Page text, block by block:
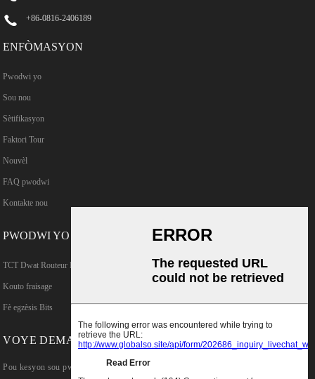
+86-0816-2406189
ENFÒMASYON
Pwodwi yo
Sou nou
Sètifikasyon
Faktori Tour
Nouvèl
FAQ pwodwi
Kontakte nou
PWODWI YO
TCT Dwat Routeur Bits
Kouto fraisage
Fè egzèsis Bits
VOYE DEMANN
Pou kesyon sou pwodwi nou yo oswa lis pri,